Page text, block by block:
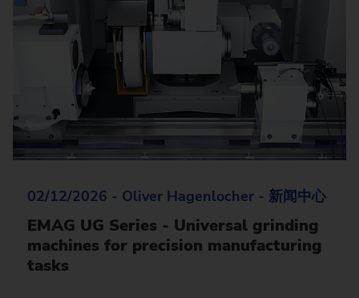
02/12/2026 - Oliver Hagenlocher - 新闻中心
EMAG UG Series - Universal grinding
machines for precision manufacturing
tasks